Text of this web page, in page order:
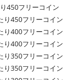
450フリーコイン
り450フリーコイン
り400フリーコイン
り400フリーコイン
り350フリーコイン
り350フリーコイン